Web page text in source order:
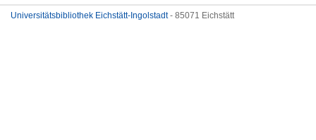
Universitätsbibliothek Eichstätt-Ingolstadt- 85071 Eichstätt